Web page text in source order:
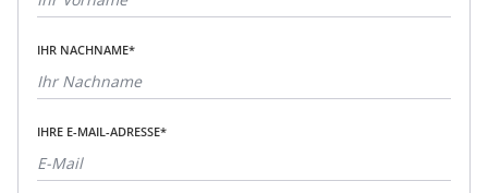
IHR NACHNAME*
IHRE E-MAIL-ADRESSE*